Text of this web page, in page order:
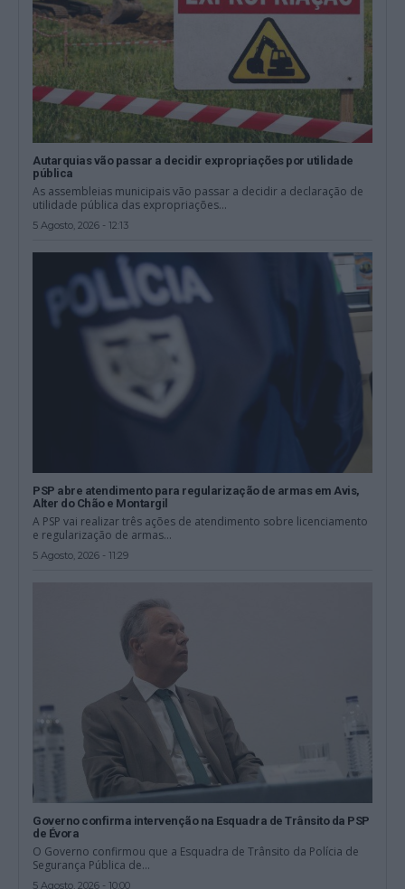
Autarquias vão passar a decidir expropriações por utilidade
pública
As assembleias municipais vão passar a decidir a declaração de
utilidade pública das expropriações...
5 Agosto, 2026 - 12:13
PSP abre atendimento para regularização de armas em Avis,
Alter do Chão e Montargil
A PSP vai realizar três ações de atendimento sobre licenciamento
e regularização de armas...
5 Agosto, 2026 - 11:29
Governo confirma intervenção na Esquadra de Trânsito da PSP
de Évora
O Governo confirmou que a Esquadra de Trânsito da Polícia de
Segurança Pública de...
5 Agosto, 2026 - 10:00